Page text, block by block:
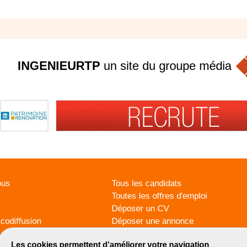
Les cookies permettent d'améliorer votre navigation
INGENIEURTPun site du groupe média
Tous les candidats
Toutes les offres d'emploi
Déposer un CV
Déposer une annonce